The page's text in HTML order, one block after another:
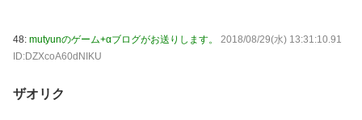
48: mutyunのゲーム+αブログがお送りします。
2018/08/29(水) 13:31:10.91
ID:DZXcoA60dNIKU
ザオリク